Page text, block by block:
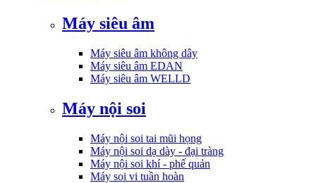
Máy siêu âm
Máy siêu âm không dây
Máy siêu âm EDAN
Máy siêu âm WELLD
Máy nội soi
Máy nội soi tai mũi họng
Máy nội soi dạ dày - đại tràng
Máy nội soi khí - phế quản
Máy soi vi tuần hoàn